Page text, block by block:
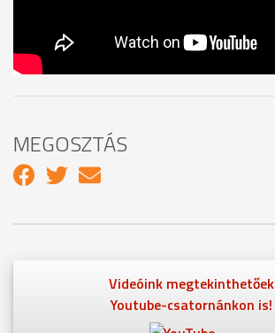
MEGOSZTÁS
Videóink megtekinthetőek
Youtube-csatornánkon is!